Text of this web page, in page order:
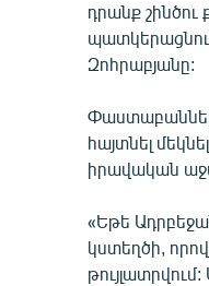
դրանք շինծու
Զոհրաբյանը:
հայտնել
իրավական
«Եթե
կստեղծի,